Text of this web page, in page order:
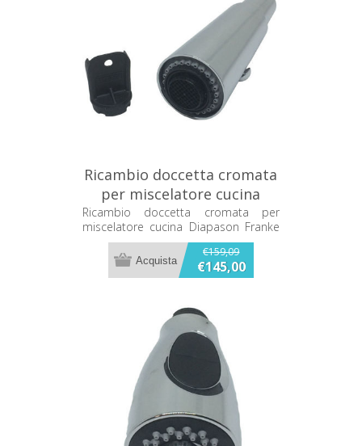
Ricambio doccetta cromata
per miscelatore cucina
Diapason Franke
133.0067.719
Ricambio doccetta cromata per
miscelatore cucina Diapason Franke
133.0067.719
€159,09
€145,00